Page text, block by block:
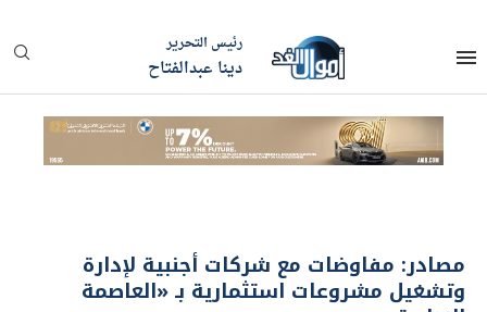
رئيس التحرير
دينا عبدالفتاح
مصادر: مفاوضات مع شركات أجنبية لإدارة
وتشغيل مشروعات استثمارية بـ «العاصمة